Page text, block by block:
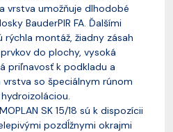
vrstva umožňuje dlhodobé
BauderPIR FA. Ďalšími
montáž, žiadny zásah
do plochy, vysoká
priľnavosť k podkladu a
so špeciálnym rúnom
SK 15/18 sú k dispozícii
pozdĺžnymi okrajmi